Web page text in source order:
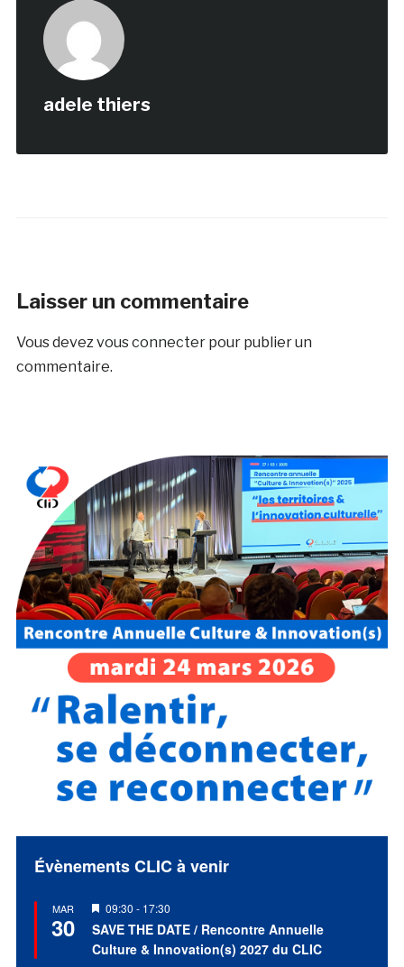
adele thiers
Laisser un commentaire
Vous devezvous connecterpour publier un
commentaire.
Évènements CLIC à venir
MAR
30
Mis
en
avant
09:30 - 17:30
SAVE THE DATE / Rencontre Annuelle
Culture & Innovation(s) 2027 du CLIC